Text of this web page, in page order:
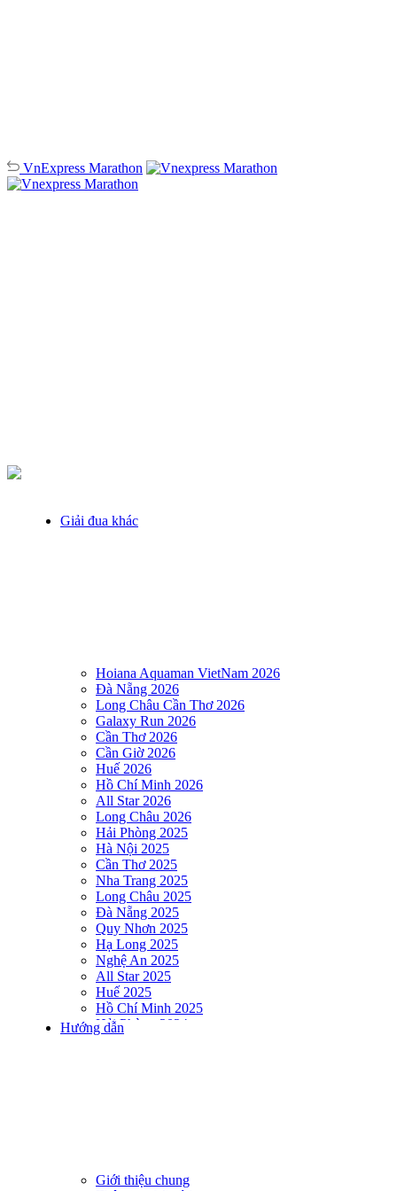
VnExpress Marathon
Giải đua khác
Hoiana Aquaman VietNam 2026
Đà Nẵng 2026
Long Châu Cần Thơ 2026
Galaxy Run 2026
Cần Thơ 2026
Cần Giờ 2026
Huế 2026
Hồ Chí Minh 2026
All Star 2026
Long Châu 2026
Hải Phòng 2025
Hà Nội 2025
Cần Thơ 2025
Nha Trang 2025
Long Châu 2025
Đà Nẵng 2025
Quy Nhơn 2025
Hạ Long 2025
Nghệ An 2025
All Star 2025
Huế 2025
Hồ Chí Minh 2025
Hải Phòng 2024
DNSE AQUAMAN VIETNAM 2024
DNSE AQUAMAN VIETNAM 2023
Hướng dẫn
Giới thiệu chung